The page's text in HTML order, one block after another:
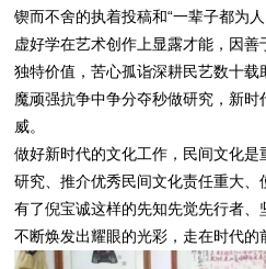
锲而不舍的执着投稿和“一辈子都为
虚好学在艺术创作上显露才能，因
独特价值，苦心孤诣深耕民艺数十
魔顽强抗争中争分夺秒做研究，新
威。
做好新时代的文化工作，民间文化是
研究、推介优秀民间文化责任重大
有了倪宝诚这样的先知先觉先行者
不断焕发出耀眼的光彩，走在时代的